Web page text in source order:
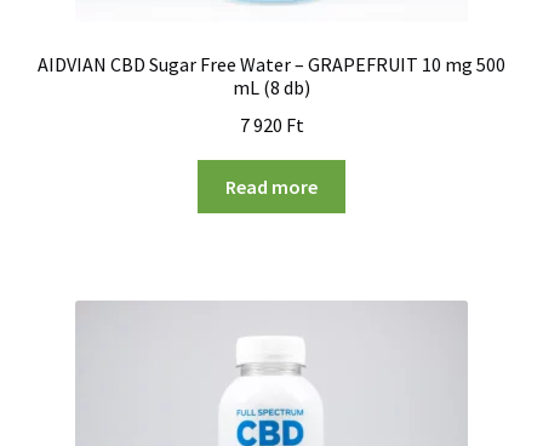
AIDVIAN CBD Sugar Free Water – GRAPEFRUIT 10 mg 500
mL (8 db)
7 920 Ft
Read more